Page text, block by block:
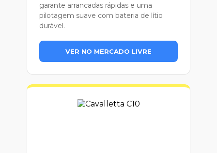
garante arrancadas rápidas e uma
pilotagem suave com bateria de lítio
durável.
VER NO MERCADO LIVRE